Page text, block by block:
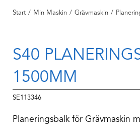
Start / Min Maskin / Grävmaskin /
S40
1500MM
SE113346
Planeringsbalk för Grävmaskin